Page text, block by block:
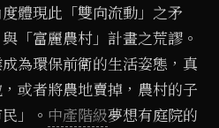
體現此「雙向流動」之矛
「富麗農村」計畫之荒謬。
為環保前衛的生活姿態，真
或者將農地賣掉，農村的子
」。 中產階級夢想有庭院的